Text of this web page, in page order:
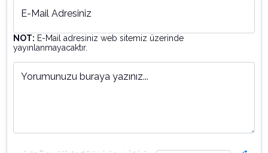
E-Mail Adresiniz
NOT: E-Mail adresiniz web sitemiz üzerinde
yayınlanmayacaktır.
Yorumunuzu buraya yazınız...